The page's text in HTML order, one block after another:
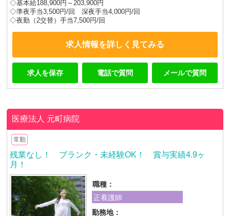
◇基本給188,900円～203,900円
◇準夜手当3,500円/回 深夜手当4,000円/回
◇夜勤（2交替）手当7,500円/回
求人情報を詳しく見てみる
求人を保存 電話で質問 メールで質問
医療法人 元町病院
常勤
残業なし！ ブランク・未経験OK！ 賞与実績4.9ヶ
月！
職種：
正看護師
勤務地：